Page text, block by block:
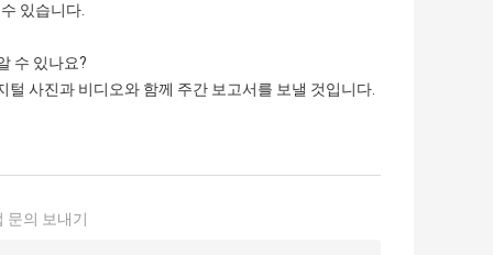
있습니다.
수 있나요?
사진과 비디오와 함께 주간 보고서를 보낼 것입니다.
문의 보내기